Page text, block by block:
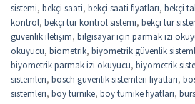
sistemi, bekçi saati, bekçi saati fiyatları, bekçi
kontrol, bekçi tur kontrol sistemi, bekçi tur
güvenlik iletişim, bilgisayar için parmak izi
okuyucu, biometrik, biyometrik güvenlik
biyometrik parmak izi okuyucu, biyometrik
sistemleri, bosch güvenlik sistemleri fiyatları,
sistemleri, boy turnike, boy turnike fiyatları,